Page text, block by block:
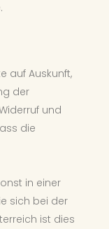
auf Auskunft,
der
und
die
in einer
sich bei der
ist dies